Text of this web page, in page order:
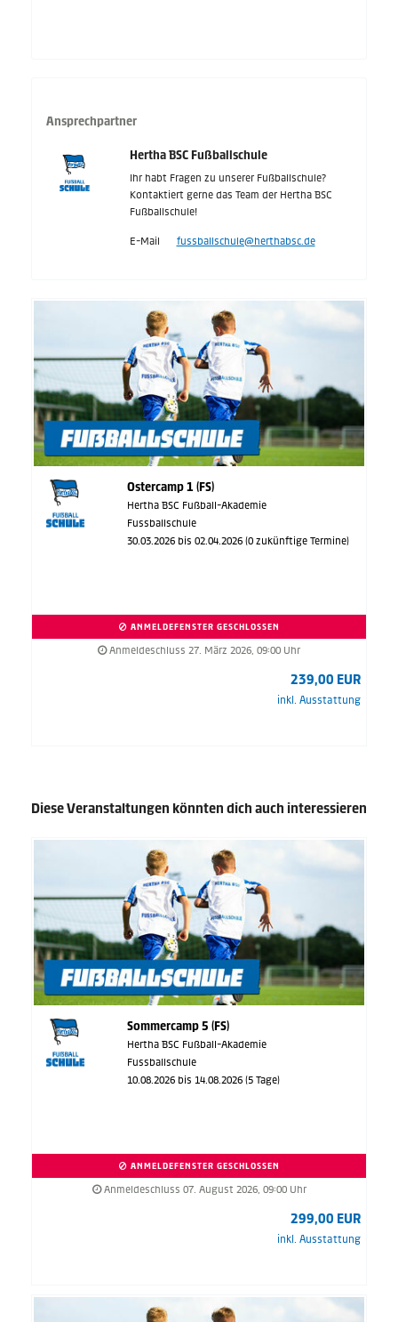
Ansprechpartner
Hertha BSC Fußballschule
Ihr habt Fragen zu unserer Fußballschule?
Kontaktiert gerne das Team der Hertha BSC
Fußballschule!
E-Mail fussballschule@herthabsc.de
Ostercamp 1 (FS)
Hertha BSC Fußball-Akademie
Fussballschule
30.03.2026 bis 02.04.2026 (0 zukünftige Termine)
ANMELDEFENSTER GESCHLOSSEN
Anmeldeschluss 27. März 2026, 09:00 Uhr
239,00 EUR
inkl. Ausstattung
Diese Veranstaltungen könnten dich auch interessieren
Sommercamp 5 (FS)
Hertha BSC Fußball-Akademie
Fussballschule
10.08.2026 bis 14.08.2026 (5 Tage)
ANMELDEFENSTER GESCHLOSSEN
Anmeldeschluss 07. August 2026, 09:00 Uhr
299,00 EUR
inkl. Ausstattung